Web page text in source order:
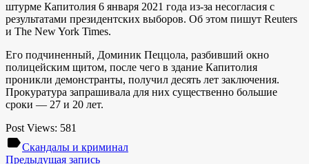
штурме Капитолия 6 января 2021 года из-за несогласия с
результатами президентских выборов. Об этом пишут Reuters
и The New York Times.
Его подчиненный, Доминик Пеццола, разбивший окно
полицейским щитом, после чего в здание Капитолия
проникли демонстранты, получил десять лет заключения.
Прокуратура запрашивала для них существенно большие
сроки — 27 и 20 лет.
Post Views: 581
labelСкандалы и криминал
Предыдущая запись